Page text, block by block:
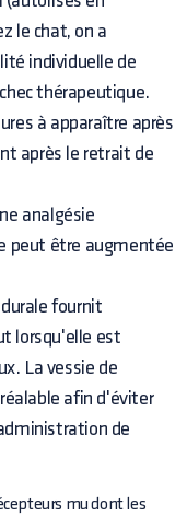
le chat, on a
individuelle de
thérapeutique.
à apparaître après
après le retrait de
analgésie
peut être augmentée
fournit
lorsqu'elle est
La vessie de
afin d'éviter
de
mu dont les